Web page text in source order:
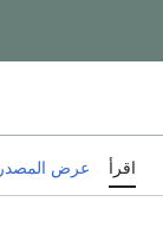
اقرأ عرض المصدر